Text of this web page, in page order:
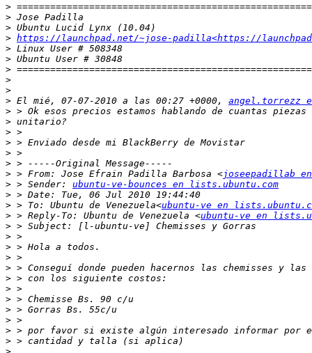
>
>
>
> https://launchpad.net/~jose-padilla<https://
>
>
>
>
>
> El mié, 07-07-2010 a las 00:27 +0000, angel.torrezz
>
>
>
>
>
>
> > From: Jose Efrain Padilla Barbosa <joseepadillab
> > Sender: ubuntu-ve-bounces en lists.ubuntu.com
>
> > To: Ubuntu de Venezuela<ubuntu-ve en
> > Reply-To: Ubuntu de Venezuela <ubuntu-ve en
>
>
>
>
>
>
>
>
>
>
>
>